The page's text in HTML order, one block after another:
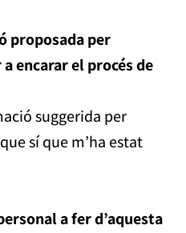
proposada per
encarar el procés de
suggerida per
sí que m’ha estat
a fer d’aquesta